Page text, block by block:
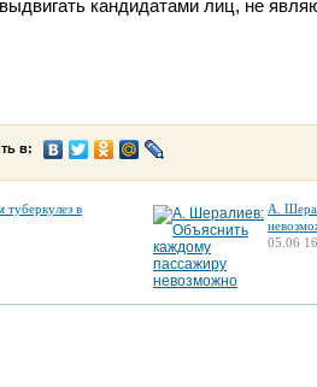
кандидатами лиц, не
в:
туберкулез в
А.
05.06